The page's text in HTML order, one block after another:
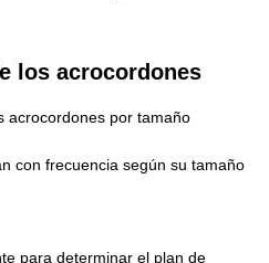
los acrocordones
con frecuencia según su tamaño
para determinar el plan de